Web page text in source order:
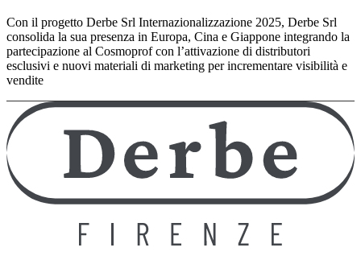
Con il progetto Derbe Srl Internazionalizzazione 2025, Derbe Srl
consolida la sua presenza in Europa, Cina e Giappone integrando la
partecipazione al Cosmoprof con l’attivazione di distributori
esclusivi e nuovi materiali di marketing per incrementare visibilità e
vendite